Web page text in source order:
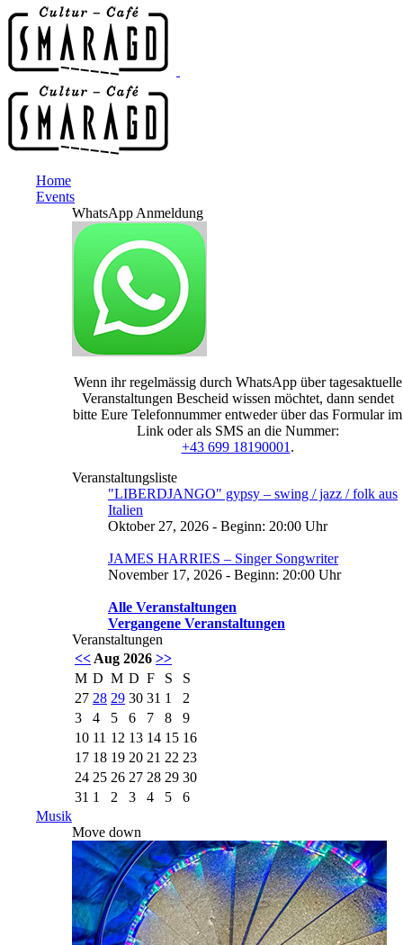
Home
Events
WhatsApp Anmeldung
Wenn ihr regelmässig durch WhatsApp über tagesaktuelle
Veranstaltungen Bescheid wissen möchtet, dann sendet
bitte Eure Telefonnummer entweder über das Formular im
Link oder als SMS an die Nummer:
+43 699 18190001 .
Veranstaltungsliste
"LIBERDJANGO" gypsy – swing / jazz / folk aus
Italien
Oktober 27, 2026 - Beginn: 20:00 Uhr
JAMES HARRIES – Singer Songwriter
November 17, 2026 - Beginn: 20:00 Uhr
Alle Veranstaltungen
Vergangene Veranstaltungen
Veranstaltungen
<< Aug 2026 >>
M D M D F S
S
27 28 29 30 31 1
2
3
4 5 6 7 8
9
10 11 12 13 14 15 16
17 18 19 20 21 22 23
24 25 26 27 28 29 30
31 1 2 3 4 5
6
Musik
Move down